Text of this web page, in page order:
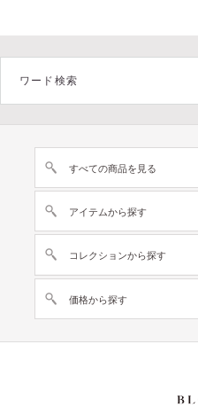
すべての商品を見る
アイテムから探す
コレクションから探す
価格から探す